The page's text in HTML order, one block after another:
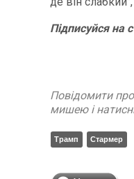
Підписуйсяна
Повідомити
мишею і
Трамп Стармер